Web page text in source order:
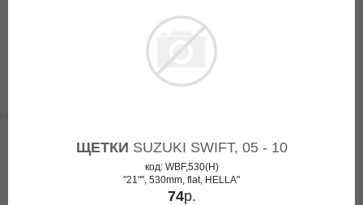
ЩЕТКИ SUZUKI SWIFT, 05 - 10
код: WBF,530(H)
"21"", 530mm, flat, HELLA"
74р.